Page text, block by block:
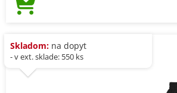
Skladom: na dopyt
- v ext. sklade: 550 ks